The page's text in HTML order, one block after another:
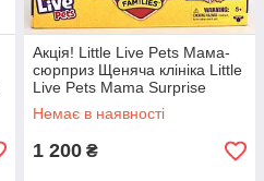
Акція! Little Live Pets Мама-
сюрприз Щеняча клініка Little
Live Pets Mama Surprise
Families Pet Vet Playset
Немає в наявності
1 200 ₴